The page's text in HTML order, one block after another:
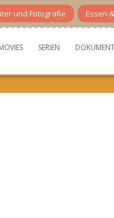
und Fotografie Essen
SERIEN